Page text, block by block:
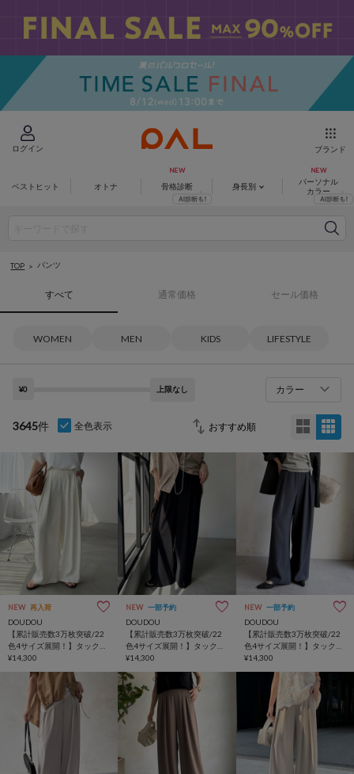
ログイン ブランド
ベストヒット オトナ 骨格診断 身長別
パーソナル
カラー
TOP パンツ
すべて 通常価格 セール価格
WOMEN MEN KIDS LIFESTYLE
¥0 上限なし カラー
3645件 全色表示
NEW 再入荷
DOUDOU
【累計販売数3万枚突破/22
色4サイズ展開！】タックワ
イドパンツ
¥14,300
NEW 一部予約
DOUDOU
【累計販売数3万枚突破/22
色4サイズ展開！】タックワ
イドパンツ
¥14,300
NEW 一部予約
DOUDOU
【累計販売数3万枚突破/22
色4サイズ展開！】タックワ
イドパンツ
¥14,300